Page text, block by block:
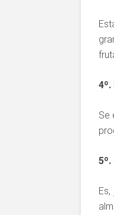
Se
5º.